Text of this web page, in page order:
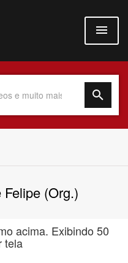
(Org.)
acima. Exibindo 50
tela